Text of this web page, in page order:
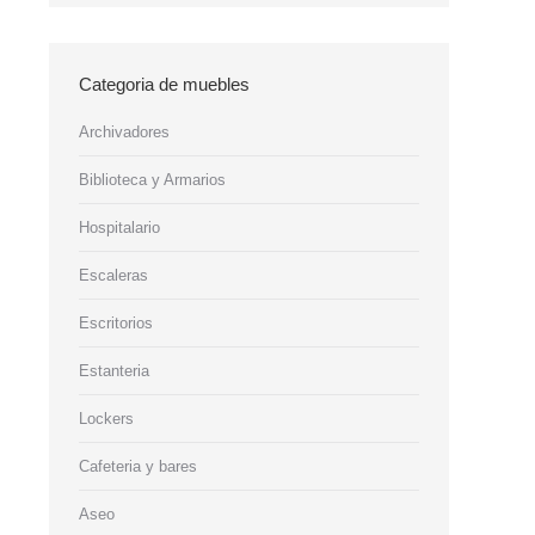
Categoria de muebles
Archivadores
Biblioteca y Armarios
Hospitalario
Escaleras
Escritorios
Estanteria
Lockers
Cafeteria y bares
Aseo